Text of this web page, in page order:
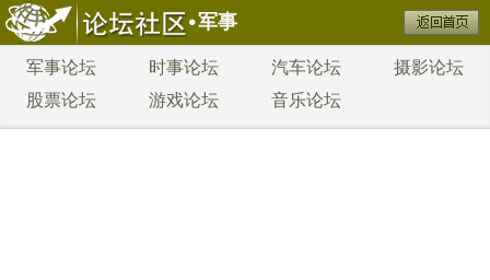
军事
军事论坛 时事论坛 汽车论坛
摄影论坛
股票论坛
游戏论坛 音乐论坛